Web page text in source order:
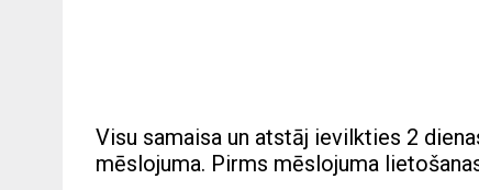
Visu samaisa un atstāj ievilkties 2
mēslojuma. Pirms mēslojuma